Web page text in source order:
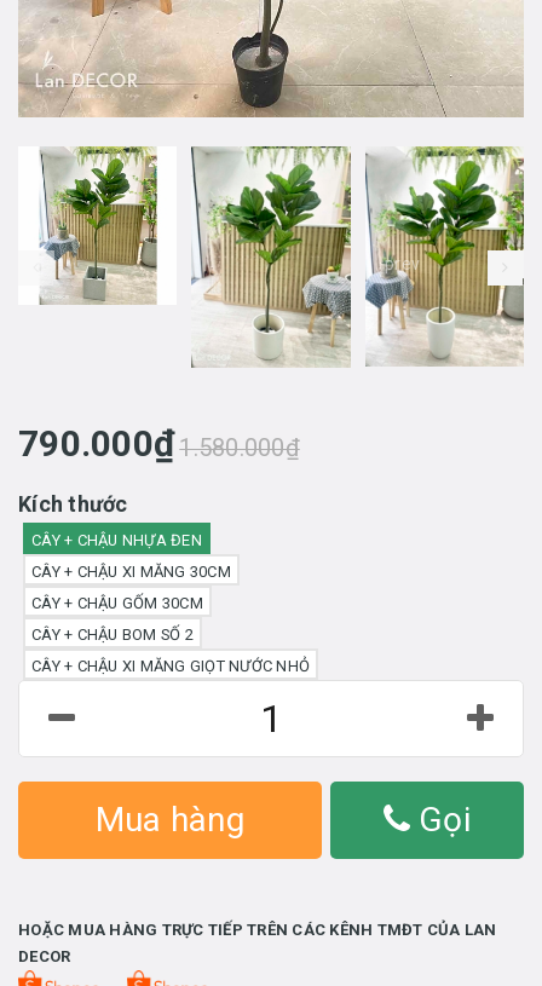
prev
790.000₫1.580.000₫
Kích thước
CÂY + CHẬU NHỰA ĐEN
CÂY + CHẬU XI MĂNG 30CM
CÂY + CHẬU GỐM 30CM
CÂY + CHẬU BOM SỐ 2
CÂY + CHẬU XI MĂNG GIỌT NƯỚC NHỎ
Mua hàng Gọi
HOẶC MUA HÀNG TRỰC TIẾP TRÊN CÁC KÊNH TMĐT CỦA LAN
DECOR